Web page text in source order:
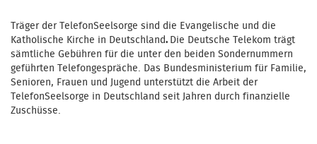
Träger der TelefonSeelsorge sind die Evangelische und die
Katholische Kirche in Deutschland. Die Deutsche Telekom trägt
sämtliche Gebühren für die unter den beiden Sondernummern
geführten Telefongespräche. Das Bundesministerium für Familie,
Senioren, Frauen und Jugend unterstützt die Arbeit der
TelefonSeelsorge in Deutschland seit Jahren durch finanzielle
Zuschüsse.